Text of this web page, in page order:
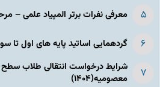
معرفی نفرات برتر المپیاد علمی –
گردهمایی اساتید پایه های اول تا
شرایط درخواست انتقالی طلاب
معصومیه(۱۴۰۴)